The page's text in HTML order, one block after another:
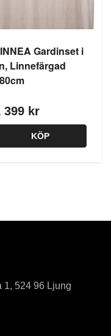
Gardinset i
Linnefärgad
399 kr
KÖP
1, 524 96 Ljung